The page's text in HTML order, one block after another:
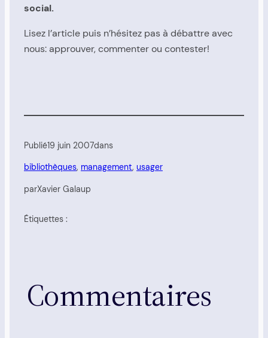
social.
Lisez l’article puis n’hésitez pas à débattre avec
nous: approuver, commenter ou contester!
Publié19 juin 2007dans
bibliothèques, management, usager
parXavier Galaup
Étiquettes :
Commentaires